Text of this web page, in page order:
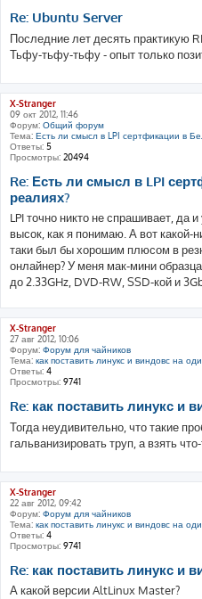
Re: Ubuntu Server
Последние лет десять практикую
Тьфу-тьфу-тьфу - опыт только
X-Stranger
09 окт 2012, 11:46
Форум: Общий форум
Тема: Есть ли смысл в LPI сертфикации в
Ответы: 5
Просмотры: 20494
Re: Есть ли смысл в LPI
реалиях?
LPI точно никто не спрашивает, да
высок, как я понимаю. А вот какой-
таки был бы хорошим плюсом в
онлайнер? У меня мак-мини
до 2.33GHz, DVD-RW, SSD-кой и
X-Stranger
27 авг 2012, 10:06
Форум: Форум для чайников
Тема: как поставить линукс и виндовс на
Ответы: 4
Просмотры: 9741
Re: как поставить линукс и
Тогда неудивительно, что такие
гальванизировать труп, а взять
X-Stranger
22 авг 2012, 09:42
Форум: Форум для чайников
Тема: как поставить линукс и виндовс на
Ответы: 4
Просмотры: 9741
Re: как поставить линукс и
А какой версии AltLinux Master?